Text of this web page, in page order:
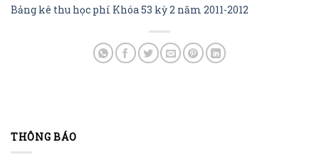
Bảng kê thu học phí Khóa 53 kỳ 2 năm 2011-2012
THÔNG BÁO